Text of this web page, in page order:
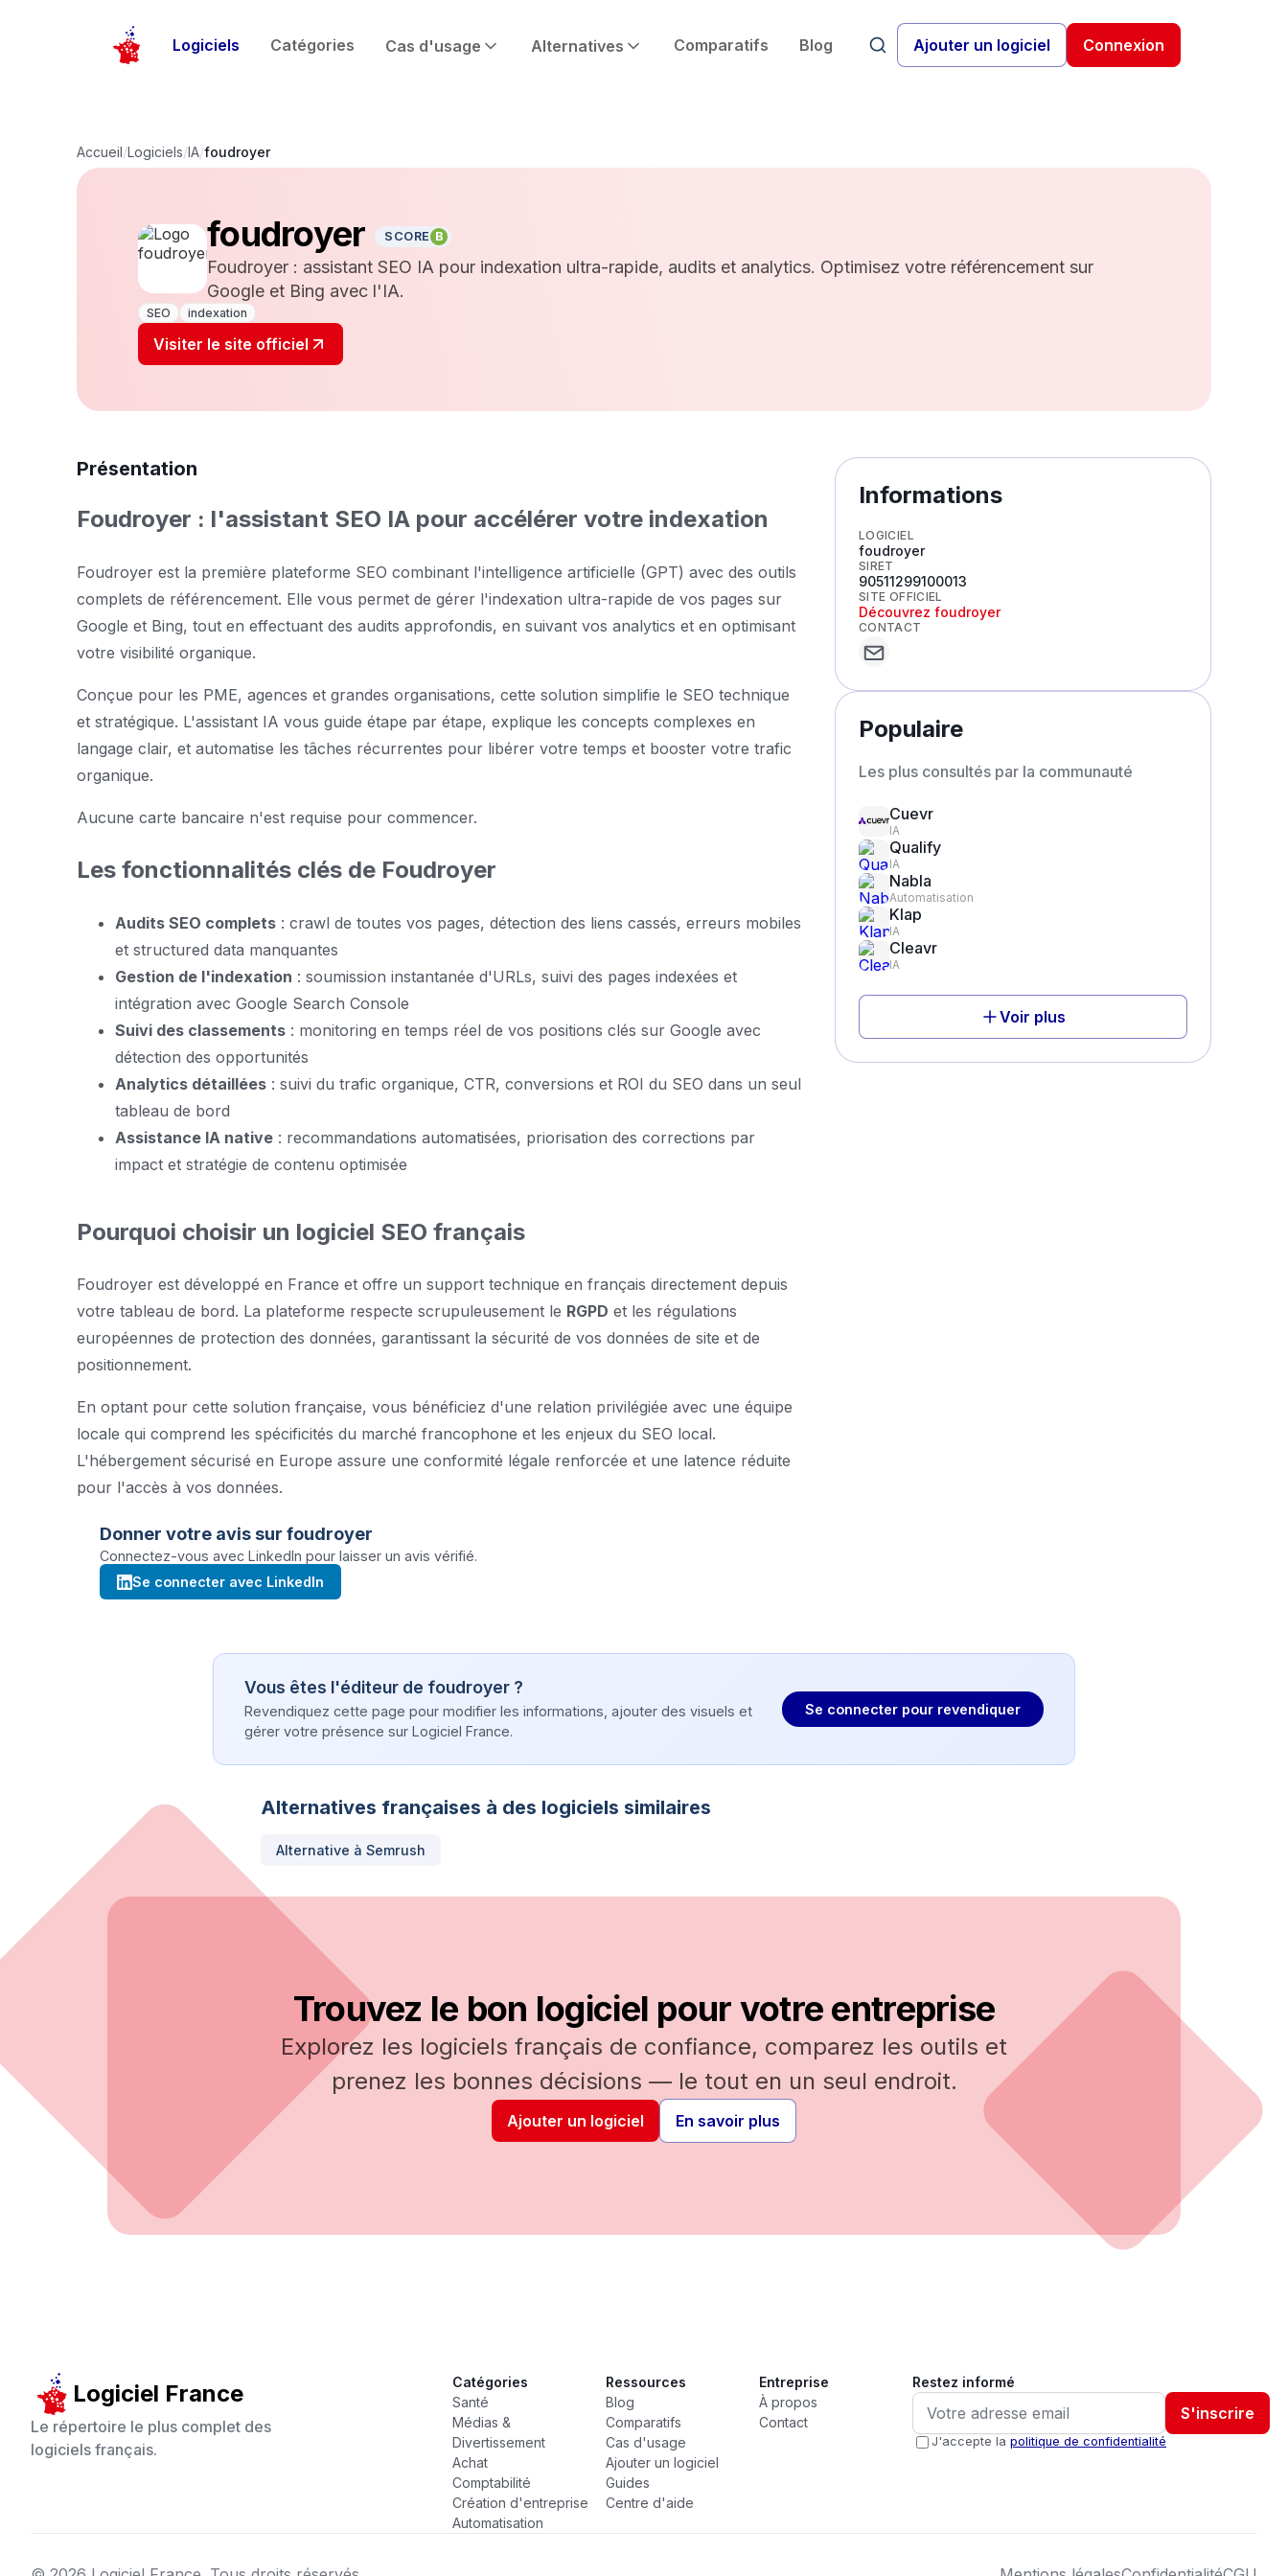
Logiciels Catégories Cas d'usage Alternatives Comparatifs Blog Ajouter un logiciel Connexion
Accueil/Logiciels/IA/foudroyer
foudroyer SCORE B
Foudroyer : assistant SEO IA pour indexation ultra-rapide, audits et analytics. Optimisez votre référencement sur
Google et Bing avec l'IA.
SEO indexation
Visiter le site officiel
Présentation
Foudroyer : l'assistant SEO IA pour accélérer votre indexation
Foudroyer est la première plateforme SEO combinant l'intelligence artificielle (GPT) avec des outils
complets de référencement. Elle vous permet de gérer l'indexation ultra-rapide de vos pages sur
Google et Bing, tout en effectuant des audits approfondis, en suivant vos analytics et en optimisant
votre visibilité organique.
Conçue pour les PME, agences et grandes organisations, cette solution simplifie le SEO technique
et stratégique. L'assistant IA vous guide étape par étape, explique les concepts complexes en
langage clair, et automatise les tâches récurrentes pour libérer votre temps et booster votre trafic
organique.
Aucune carte bancaire n'est requise pour commencer.
Les fonctionnalités clés de Foudroyer
Audits SEO complets : crawl de toutes vos pages, détection des liens cassés, erreurs mobiles
et structured data manquantes
Gestion de l'indexation : soumission instantanée d'URLs, suivi des pages indexées et
intégration avec Google Search Console
Suivi des classements : monitoring en temps réel de vos positions clés sur Google avec
détection des opportunités
Analytics détaillées : suivi du trafic organique, CTR, conversions et ROI du SEO dans un seul
tableau de bord
Assistance IA native : recommandations automatisées, priorisation des corrections par
impact et stratégie de contenu optimisée
Pourquoi choisir un logiciel SEO français
Foudroyer est développé en France et offre un support technique en français directement depuis
votre tableau de bord. La plateforme respecte scrupuleusement le RGPD et les régulations
européennes de protection des données, garantissant la sécurité de vos données de site et de
positionnement.
En optant pour cette solution française, vous bénéficiez d'une relation privilégiée avec une équipe
locale qui comprend les spécificités du marché francophone et les enjeux du SEO local.
L'hébergement sécurisé en Europe assure une conformité légale renforcée et une latence réduite
pour l'accès à vos données.
Donner votre avis sur foudroyer
Connectez-vous avec LinkedIn pour laisser un avis vérifié.
Se connecter avec LinkedIn
Informations
LOGICIEL
foudroyer
SIRET
90511299100013
SITE OFFICIEL
Découvrez foudroyer
CONTACT
Populaire
Les plus consultés par la communauté
Cuevr
IA
Qualify
IA
Nabla
Automatisation
Klap
IA
Cleavr
IA
Voir plus
Vous êtes l'éditeur de foudroyer ?
Revendiquez cette page pour modifier les informations, ajouter des visuels et
gérer votre présence sur Logiciel France.
Se connecter pour revendiquer
Alternatives françaises à des logiciels similaires
Alternative à Semrush
Trouvez le bon logiciel pour votre entreprise
Explorez les logiciels français de confiance, comparez les outils et
prenez les bonnes décisions — le tout en un seul endroit.
Ajouter un logiciel En savoir plus
Logiciel France
Le répertoire le plus complet des
logiciels français.
Catégories
Santé
Médias &
Divertissement
Achat
Comptabilité
Création d'entreprise
Automatisation
Ressources
Blog
Comparatifs
Cas d'usage
Ajouter un logiciel
Guides
Centre d'aide
Entreprise
À propos
Contact
Restez informé
S'inscrire
J'accepte la politique de confidentialité